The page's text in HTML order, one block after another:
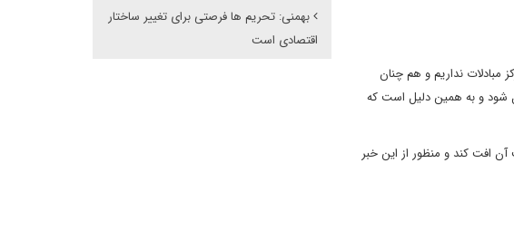
مبادلات نداریم و هم چنان
شود و به همین دلیل است که
آن افت کند و منظور از این خبر
بهمنی: تحریم ها فرصتی برای تغییر ساختار
اقتصادی است